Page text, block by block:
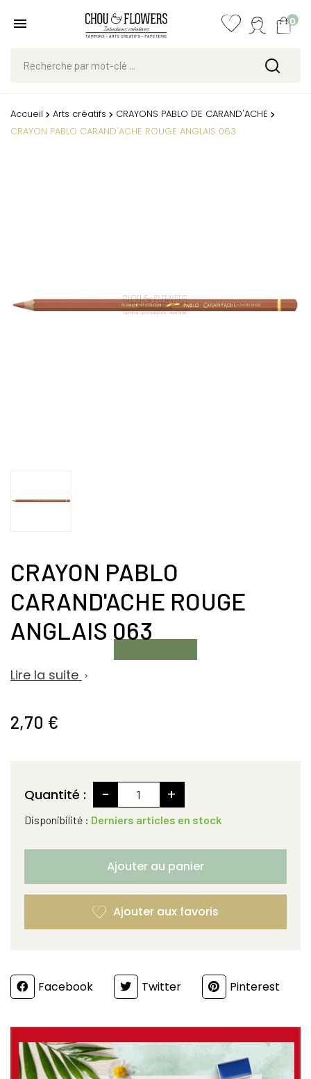
0
Accueil Arts créatifs
CRAYONS PABLO DE CARAND'ACHE
CRAYON PABLO CARAND'ACHE ROUGE ANGLAIS 063
CRAYON PABLO
CARAND'ACHE ROUGE
ANGLAIS 063
Lire la suite 
2,70 €
Quantité : - +
Disponibilité : Derniers articles en stock
Ajouter au panier
PartagerFacebook Twitter Pinterest